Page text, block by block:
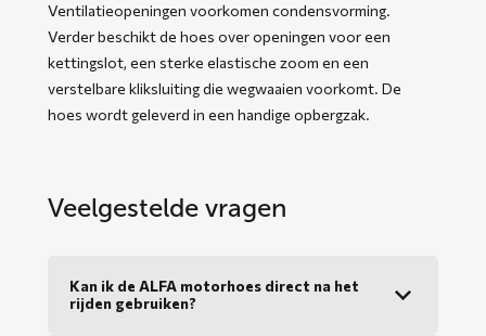
Ventilatieopeningen voorkomen condensvorming.
Verder beschikt de hoes over openingen voor een
kettingslot, een sterke elastische zoom en een
verstelbare kliksluiting die wegwaaien voorkomt. De
hoes wordt geleverd in een handige opbergzak.
Veelgestelde vragen
Kan ik de ALFA motorhoes direct na het
rijden gebruiken?